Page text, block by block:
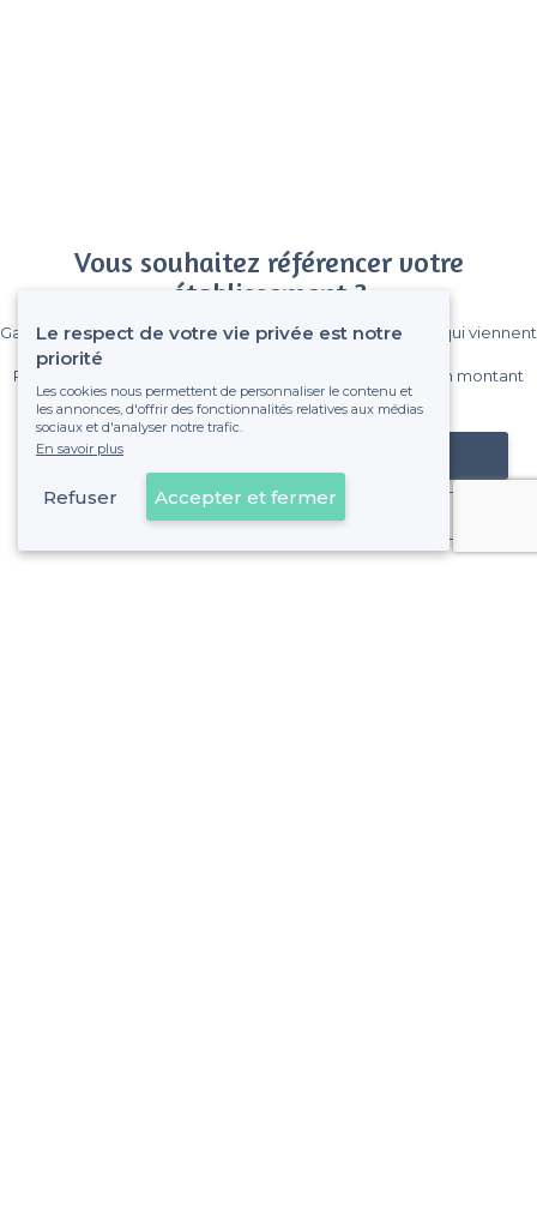
Vous souhaitez référencer votre
établissement ?
Gagnez de nombreux clients parmi le million de visiteurs qui viennent
Pas de commissions et sans engagement, vous payez un montant
fixe sans risque de voir déraper la facture.
Référencer mon établissement
Déjà client
Le respect de votre vie privée est notre
priorité
Les cookies nous permettent de personnaliser le contenu et
les annonces, d'offrir des fonctionnalités relatives aux médias
sociaux et d'analyser notre trafic.
En savoir plus
Refuser Accepter et fermer